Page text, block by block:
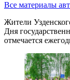
Все материалы
Жители
Дня
отмечается